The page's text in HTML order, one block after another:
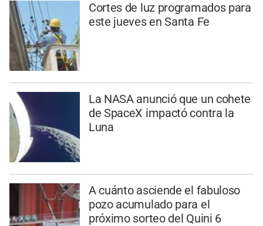
Cortes de luz programados para
este jueves en Santa Fe
La NASA anunció que un cohete
de SpaceX impactó contra la
Luna
A cuánto asciende el fabuloso
pozo acumulado para el
próximo sorteo del Quini 6